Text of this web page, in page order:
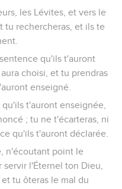
les Lévites, et vers le
tu rechercheras, et ils te
qu'ils t'auront
choisi, et tu prendras
enseigné.
t'auront enseignée,
; tu ne t'écarteras, ni
qu'ils t'auront déclarée.
n'écoutant point le
l'Éternel ton Dieu,
tu ôteras le mal du